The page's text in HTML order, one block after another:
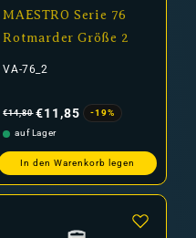
MAESTRO Serie 76
Rotmarder Größe 2
VA-76_2
Preis
€14,80 €11,85
-19%
auf Lager
In den Warenkorb legen